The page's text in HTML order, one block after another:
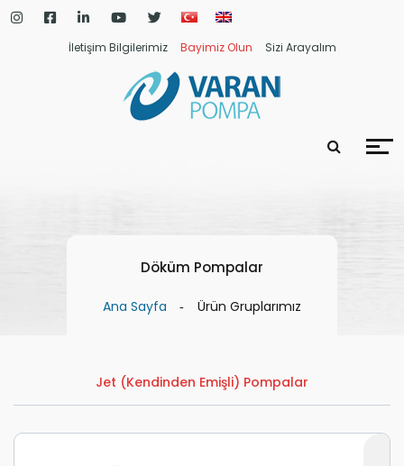
İletişim Bilgilerimiz Bayimiz Olun Sizi Arayalım
Döküm Pompalar
Ana Sayfa Ürün Gruplarımız
Jet (Kendinden Emişli) Pompalar